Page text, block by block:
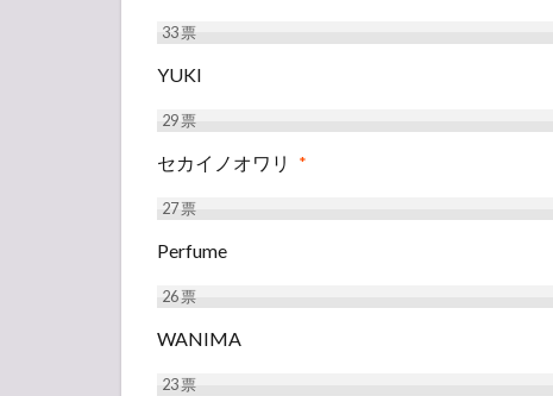
33票
YUKI
29票
セカイノオワリ *
27票
Perfume
26票
WANIMA
23票